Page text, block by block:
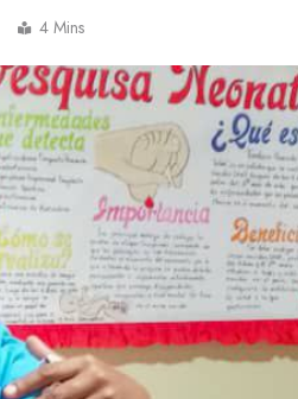
4 Mins